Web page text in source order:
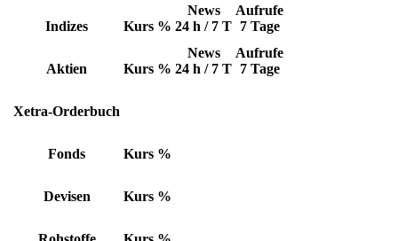
Indizes Kurs %
News
24 h / 7 T
Aufrufe
7 Tage
Aktien Kurs %
News
24 h / 7 T
Aufrufe
7 Tage
Xetra-Orderbuch
Fonds Kurs %
Devisen Kurs %